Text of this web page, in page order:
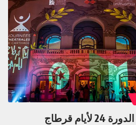
افتتاح الدورة 24 لأيام قرطاج